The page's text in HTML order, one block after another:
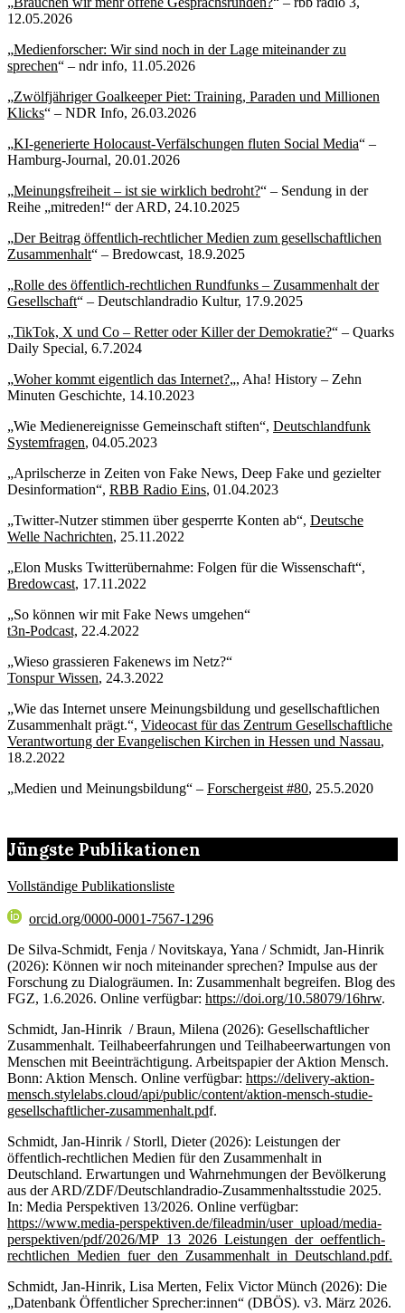
12.05.2026
„Medienforscher: Wir sind noch in der Lage miteinander zu
sprechen“ – ndr info, 11.05.2026
„Zwölfjähriger Goalkeeper Piet: Training, Paraden und Millionen
Klicks“ – NDR Info, 26.03.2026
„KI-generierte Holocaust-Verfälschungen fluten Social Media“ –
Hamburg-Journal, 20.01.2026
„Meinungsfreiheit – ist sie wirklich bedroht?“ – Sendung in der
Reihe „mitreden!“ der ARD, 24.10.2025
„Der Beitrag öffentlich-rechtlicher Medien zum gesellschaftlichen
Zusammenhalt“ – Bredowcast, 18.9.2025
„Rolle des öffentlich-rechtlichen Rundfunks – Zusammenhalt der
Gesellschaft“ – Deutschlandradio Kultur, 17.9.2025
„TikTok, X und Co – Retter oder Killer der Demokratie?“ – Quarks
Daily Special, 6.7.2024
„Woher kommt eigentlich das Internet?„, Aha! History – Zehn
Minuten Geschichte, 14.10.2023
„Wie Medienereignisse Gemeinschaft stiften“, Deutschlandfunk
Systemfragen, 04.05.2023
„Aprilscherze in Zeiten von Fake News, Deep Fake und gezielter
Desinformation“, RBB Radio Eins, 01.04.2023
„Twitter-Nutzer stimmen über gesperrte Konten ab“, Deutsche
Welle Nachrichten, 25.11.2022
„Elon Musks Twitterübernahme: Folgen für die Wissenschaft“,
Bredowcast, 17.11.2022
„So können wir mit Fake News umgehen“
t3n-Podcast, 22.4.2022
„Wieso grassieren Fakenews im Netz?“
Tonspur Wissen, 24.3.2022
„Wie das Internet unsere Meinungsbildung und gesellschaftlichen
Zusammenhalt prägt.“, Videocast für das Zentrum Gesellschaftliche
Verantwortung der Evangelischen Kirchen in Hessen und Nassau,
18.2.2022
„Medien und Meinungsbildung“ – Forschergeist #80, 25.5.2020
Jüngste Publikationen
Vollständige Publikationsliste
orcid.org/0000-0001-7567-1296
De Silva-Schmidt, Fenja / Novitskaya, Yana / Schmidt, Jan-Hinrik
(2026): Können wir noch miteinander sprechen? Impulse aus der
Forschung zu Dialogräumen. In: Zusammenhalt begreifen. Blog des
FGZ, 1.6.2026. Online verfügbar: https://doi.org/10.58079/16hrw.
Schmidt, Jan-Hinrik / Braun, Milena (2026): Gesellschaftlicher
Zusammenhalt. Teilhabeerfahrungen und Teilhabeerwartungen von
Menschen mit Beeinträchtigung. Arbeitspapier der Aktion Mensch.
Bonn: Aktion Mensch. Online verfügbar: https://delivery-aktion-
mensch.stylelabs.cloud/api/public/content/aktion-mensch-studie-
gesellschaftlicher-zusammenhalt.pdf.
Schmidt, Jan-Hinrik / Storll, Dieter (2026): Leistungen der
öffentlich-rechtlichen Medien für den Zusammenhalt in
Deutschland. Erwartungen und Wahrnehmungen der Bevölkerung
aus der ARD/ZDF/Deutschlandradio-Zusammenhaltsstudie 2025.
In: Media Perspektiven 13/2026. Online verfügbar:
https://www.media-perspektiven.de/fileadmin/user_upload/media-
perspektiven/pdf/2026/MP_13_2026_Leistungen_der_oeffentlich-
rechtlichen_Medien_fuer_den_Zusammenhalt_in_Deutschland.pdf.
Schmidt, Jan-Hinrik, Lisa Merten, Felix Victor Münch (2026): Die
„Datenbank Öffentlicher Sprecher:innen“ (DBÖS). v3. März 2026.